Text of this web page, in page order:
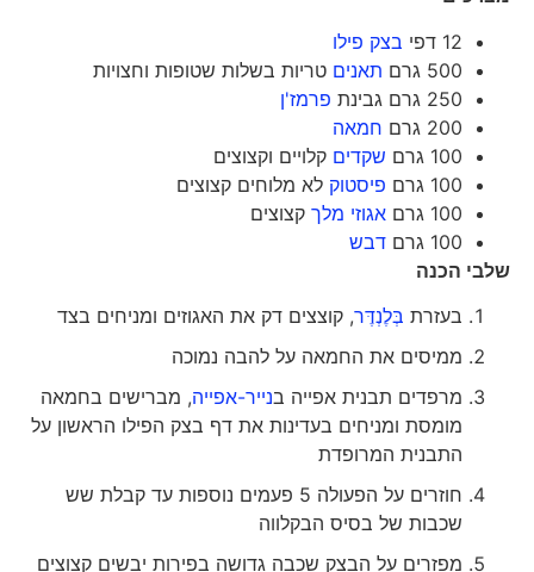
12 דפי
בצק פילו
500 גרם
תאניםטריות בשלות שטופות וחצויות
250 גרם גבינת
פרמז'ן
200 גרם
חמאה
100 גרם
שקדיםקלויים וקצוצים
100 גרם
פיסטוקלא מלוחים קצוצים
100 גרם
אגוזי מלךקצוצים
100 גרם
דבש
שלבי הכנה
בעזרתבְּלֶנְדֶּר, קוצצים דק את האגוזים ומניחים בצד
ממיסים את החמאה על להבה נמוכה
מרפדים תבנית אפייה בנייר-אפייה, מברישים בחמאה
מומסת ומניחים בעדינות את דף בצק הפילו הראשון על
התבנית המרופדת
חוזרים על הפעולה 5 פעמים נוספות עד קבלת שש
שכבות של בסיס הבקלווה
מפזרים על הבצק שכבה גדושה בפירות יבשים קצוצים